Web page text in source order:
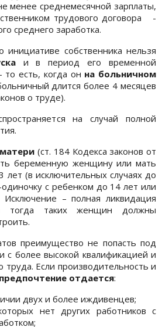
менее среднемесячной зарплаты,
трудового договора -
среднего заработка.
инициативе собственника нельзя
и в период его временной
то есть, когда он на больничном
длится более 4 месяцев
о труде).
на случай полной
матери (ст. 184 Кодекса законов от
беременную женщину или мать
лет (в исключительных случаях до
с ребенком до 14 лет или
Исключение – полная ликвидация
тогда таких женщин должны
преимущество не попасть под
с более высокой квалификацией и
труда. Если производительность и
предпочтение отдается:
двух и более иждивенцев;
нет других работников с